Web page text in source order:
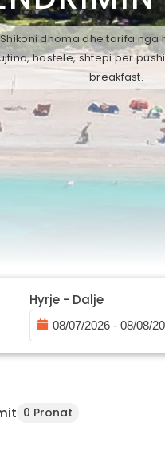
dhoma dhe tarifa
hostele, shtepi per
breakfast.
Hyrje - Dalje
0 Pronat